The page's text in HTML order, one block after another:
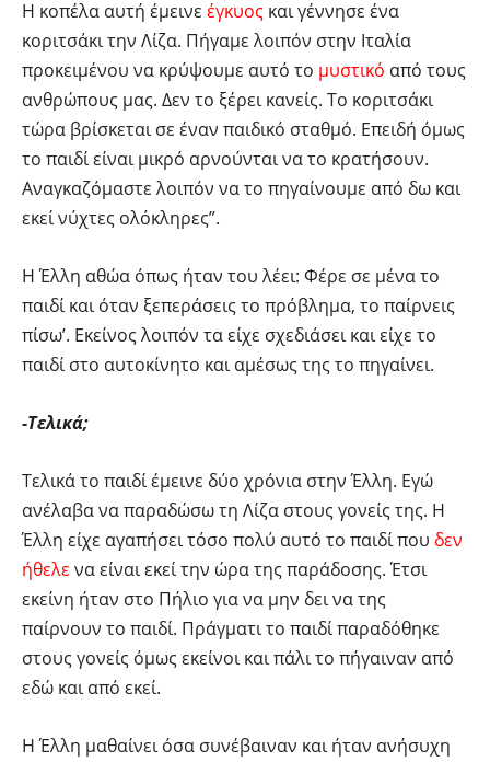
Η κοπέλα αυτή έμεινε έγκυος και γέννησε ένα
κοριτσάκι την Λίζα. Πήγαμε λοιπόν στην Ιταλία
προκειμένου να κρύψουμε αυτό το μυστικό από τους
ανθρώπους μας. Δεν το ξέρει κανείς. Το κοριτσάκι
τώρα βρίσκεται σε έναν παιδικό σταθμό. Επειδή όμως
το παιδί είναι μικρό αρνούνται να το κρατήσουν.
Αναγκαζόμαστε λοιπόν να το πηγαίνουμε από δω και
εκεί νύχτες ολόκληρες”.
Η Έλλη αθώα όπως ήταν του λέει: Φέρε σε μένα το
παιδί και όταν ξεπεράσεις το πρόβλημα, το παίρνεις
πίσω’. Εκείνος λοιπόν τα είχε σχεδιάσει και είχε το
παιδί στο αυτοκίνητο και αμέσως της το πηγαίνει.
-Τελικά;
Τελικά το παιδί έμεινε δύο χρόνια στην Έλλη. Εγώ
ανέλαβα να παραδώσω τη Λίζα στους γονείς της. Η
Έλλη είχε αγαπήσει τόσο πολύ αυτό το παιδί που δεν
ήθελε να είναι εκεί την ώρα της παράδοσης. Έτσι
εκείνη ήταν στο Πήλιο για να μην δει να της
παίρνουν το παιδί. Πράγματι το παιδί παραδόθηκε
στους γονείς όμως εκείνοι και πάλι το πήγαιναν από
εδώ και από εκεί.
Η Έλλη μαθαίνει όσα συνέβαιναν και ήταν ανήσυχη